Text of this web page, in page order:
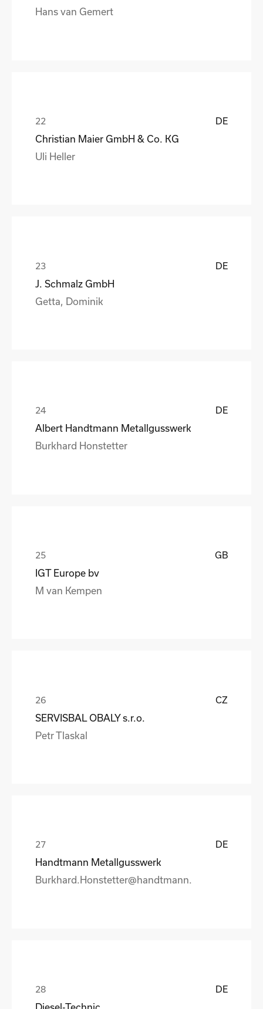
Hans van Gemert
DE
Christian Maier GmbH & Co. KG
Uli Heller
DE
J. Schmalz GmbH
Getta, Dominik
DE
Albert Handtmann Metallgusswerk
Burkhard Honstetter
GB
IGT Europe bv
M van Kempen
CZ
SERVISBAL OBALY s.r.o.
Petr Tlaskal
DE
Handtmann Metallgusswerk
Burkhard.Honstetter@handtmann.
DE
Diesel-Technic